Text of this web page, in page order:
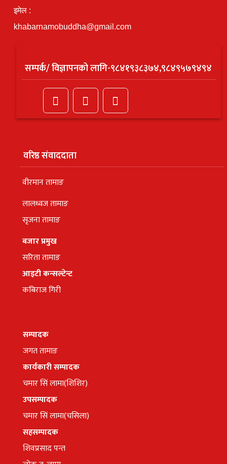
इमेल :
khabarnamobuddha@gmail.com
सम्पर्क/ विज्ञापनको लागि-९८४१९३८३७४,९८४९५७९४९४
वरिष्ठ संवाददाता
वीरमान तामाङ
लालध्वज तामाङ
सृजना तामाङ
बजार प्रमुख
सरिता तामाङ
आइटी कन्सल्टेन्ट
कबिराज गिरी
सम्पादक
जगत तामाङ
कार्यकारी सम्पादक
चमार सिं लामा(शिशिर)
उपसम्पादक
चमार सिं लामा(चसिला)
सहसम्पादक
शिवप्रसाद पन्त